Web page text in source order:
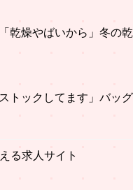
乾燥やばいから」冬の
トックしてます」バッ
る求人サイト